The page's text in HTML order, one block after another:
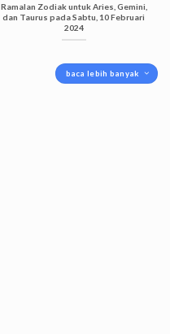
Ramalan Zodiak untuk Aries, Gemini,
dan Taurus pada Sabtu, 10 Februari
2024
baca lebih banyak